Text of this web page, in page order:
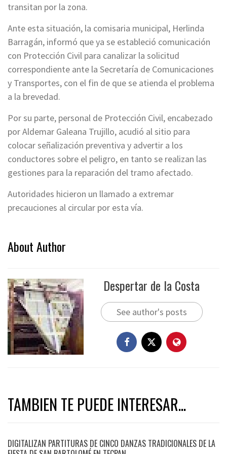
transitan por la zona.
Ante esta situación, la comisaria municipal, Herlinda
Barragán, informó que ya se estableció comunicación
con Protección Civil para canalizar la solicitud
correspondiente ante la Secretaría de Comunicaciones
y Transportes, con el fin de que se atienda el problema
a la brevedad.
Por su parte, personal de Protección Civil, encabezado
por Aldemar Galeana Trujillo, acudió al sitio para
colocar señalización preventiva y advertir a los
conductores sobre el peligro, en tanto se realizan las
gestiones para la reparación del tramo afectado.
Autoridades hicieron un llamado a extremar
precauciones al circular por esta vía.
About Author
Despertar de la Costa
See author's posts
TAMBIEN TE PUEDE INTERESAR...
DIGITALIZAN PARTITURAS DE CINCO DANZAS TRADICIONALES DE LA